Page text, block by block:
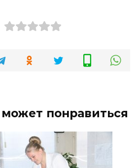
понравиться